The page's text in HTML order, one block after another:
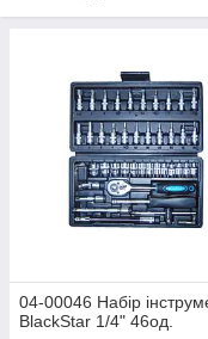
04-00046 Набір
BlackStar 1/4" 46од.